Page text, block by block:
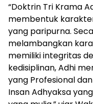
“Doktrin Tri Krama
membentuk
yang paripurna.
melambangkan
memiliki integritas
kedisiplinan, Adhi
yang Profesional
Insan Adhyaksa